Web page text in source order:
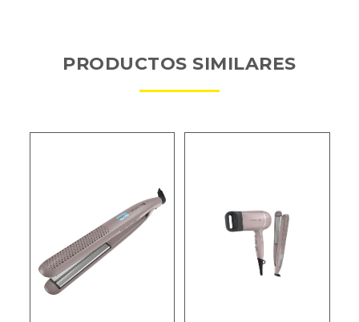
PRODUCTOS SIMILARES